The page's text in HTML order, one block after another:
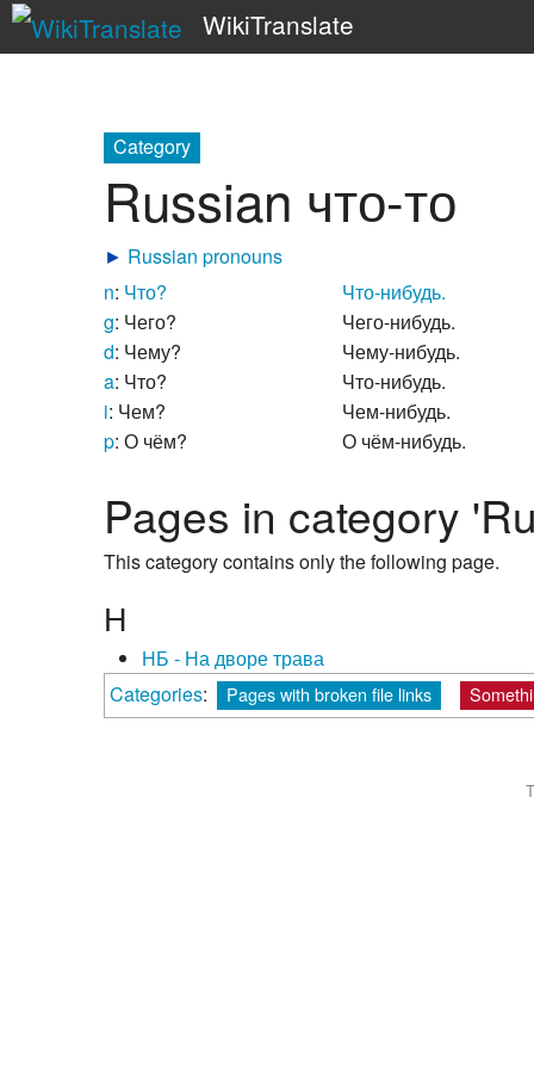
WikiTranslate
Category
Russian что-то
► Russian pronouns
n: Что?
g: Чего?
d: Чему?
a: Что?
i: Чем?
p: О чём?
Что-нибудь.
Чего-нибудь.
Чему-нибудь.
Что-нибудь.
Чем-нибудь.
О чём-нибудь.
Pages in category
This category contains only the following page.
Н
НБ - На дворе трава
Categories: Pages with broken file links